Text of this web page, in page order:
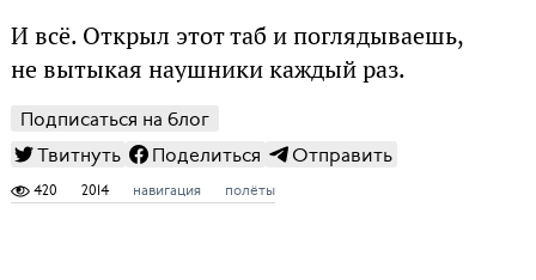
И всё. Открыл этот таб и поглядываешь,
не вытыкая наушники каждый раз.
Подписаться на блог
Твитнуть
Поделиться Отправить
420 2014 навигация полёты